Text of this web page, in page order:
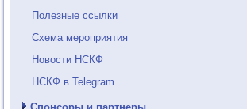
Полезные ссылки
Схема мероприятия
Новости НСКФ
НСКФ в Telegram